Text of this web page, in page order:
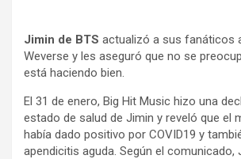
Jimin de BTS actualizó a sus fanáticos
Weverse y les aseguró que no se
está haciendo bien.
El 31 de enero, Big Hit Music hizo una
estado de salud de Jimin y reveló que el
había dado positivo por COVID19 y
apendicitis aguda. Según el comunicado,